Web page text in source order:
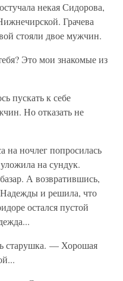
некая Сидорова,
Грачева
стояли двое мужчин.
Это мои знакомые из
пускать к себе
Но отказать не
на ночлег попросилась
на сундук.
А возвратившись,
и решила, что
остался пустой
старушка. — Хорошая